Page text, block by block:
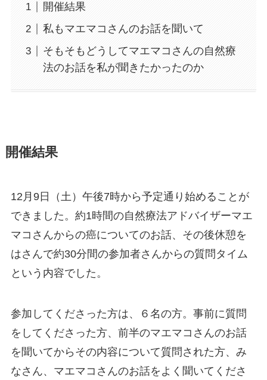
開催結果
私もマエマコさんのお話を聞いて
そもそもどうしてマエマコさんの自然療
法のお話を私が聞きたかったのか
開催結果
12月9日（土）午後7時から予定通り始めることが
できました。約1時間の自然療法アドバイザーマエ
マコさんからの癌についてのお話、その後休憩を
はさんで約30分間の参加者さんからの質問タイム
という内容でした。
参加してくださった方は、６名の方。事前に質問
をしてくださった方、前半のマエマコさんのお話
を聞いてからその内容について質問された方、み
なさん、マエマコさんのお話をよく聞いてくださ